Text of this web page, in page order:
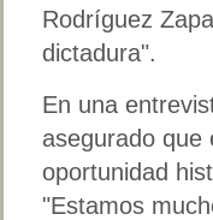
Rodríguez
dictadura".
En una
asegurado que
oportunidad
"Estamos